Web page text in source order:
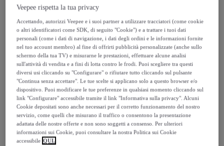
Tuta Ragazzo UMBRO Cotone Leggero
Primavera - 8 / 16 Anni
32,99 €
59, €
-45%
Veepee rispetta la tua privacy
Accettando, autorizzi Veepee e i suoi partner a utilizzare tracciatori (come cookie
o altri identificatori come SDK, di seguito "Cookie") e a trattare i tuoi dati
personali (come i dati di navigazione, i dati degli ordini e le informazioni fornite
nel tuo account membro) al fine di offrirti pubblicità personalizzate (anche sullo
schermo della tua TV) e misurarne le prestazioni, effettuare alcune analisi
sull'attività di vendita e a fini di lotta contro le frodi. Puoi scegliere tra questi
diversi usi cliccando su "Configurare" o rifiutare tutto cliccando sul pulsante
"Continua senza accettare". Le tue scelte si applicano solo a questo browser e/o
dispositivo. Puoi modificare le tue preferenze in qualsiasi momento cliccando sul
link "Configurare" accessibile tramite il link "Informativa sulla privacy". Alcuni
Cookie depositati sono anche necessari per il corretto funzionamento del nostro
servizio, come quelli che misurano il traffico o consentono la presentazione
adattata delle nostre offerte e non sono soggetti a consenso. Per ulteriori
informazioni sui Cookie, puoi consultare la nostra Politica sui Cookie
accessibile QUI.